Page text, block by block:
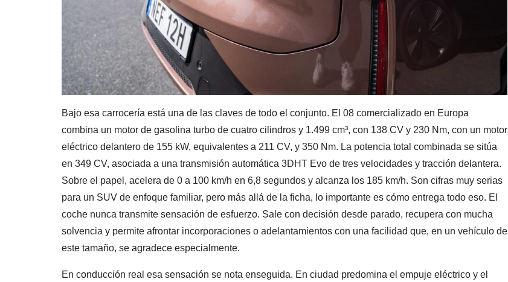
Bajo esa carrocería está una de las claves de todo el conjunto. El 08 comercializado en Europa
combina un motor de gasolina turbo de cuatro cilindros y 1.499 cm³, con 138 CV y 230 Nm, con un motor
eléctrico delantero de 155 kW, equivalentes a 211 CV, y 350 Nm. La potencia total combinada se sitúa
en 349 CV, asociada a una transmisión automática 3DHT Evo de tres velocidades y tracción delantera.
Sobre el papel, acelera de 0 a 100 km/h en 6,8 segundos y alcanza los 185 km/h. Son cifras muy serias
para un SUV de enfoque familiar, pero más allá de la ficha, lo importante es cómo entrega todo eso. El
coche nunca transmite sensación de esfuerzo. Sale con decisión desde parado, recupera con mucha
solvencia y permite afrontar incorporaciones o adelantamientos con una facilidad que, en un vehículo de
este tamaño, se agradece especialmente.
En conducción real esa sensación se nota enseguida. En ciudad predomina el empuje eléctrico y el